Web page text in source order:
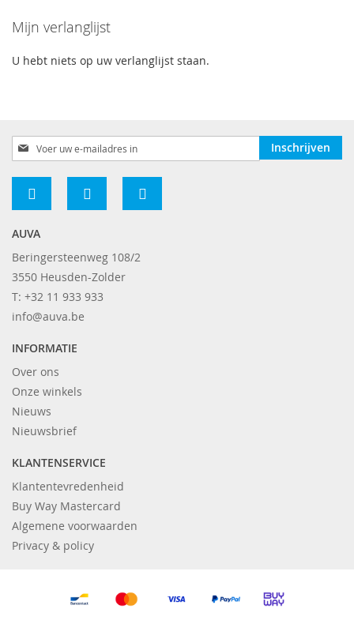
Mijn verlanglijst
U hebt niets op uw verlanglijst staan.
Abonneer
u
op
onze
Inschrijven
AUVA
Beringersteenweg 108/2
3550 Heusden-Zolder
T: +32 11 933 933
info@auva.be
INFORMATIE
Over ons
Onze winkels
Nieuws
Nieuwsbrief
KLANTENSERVICE
Klantentevredenheid
Buy Way Mastercard
Algemene voorwaarden
Privacy & policy